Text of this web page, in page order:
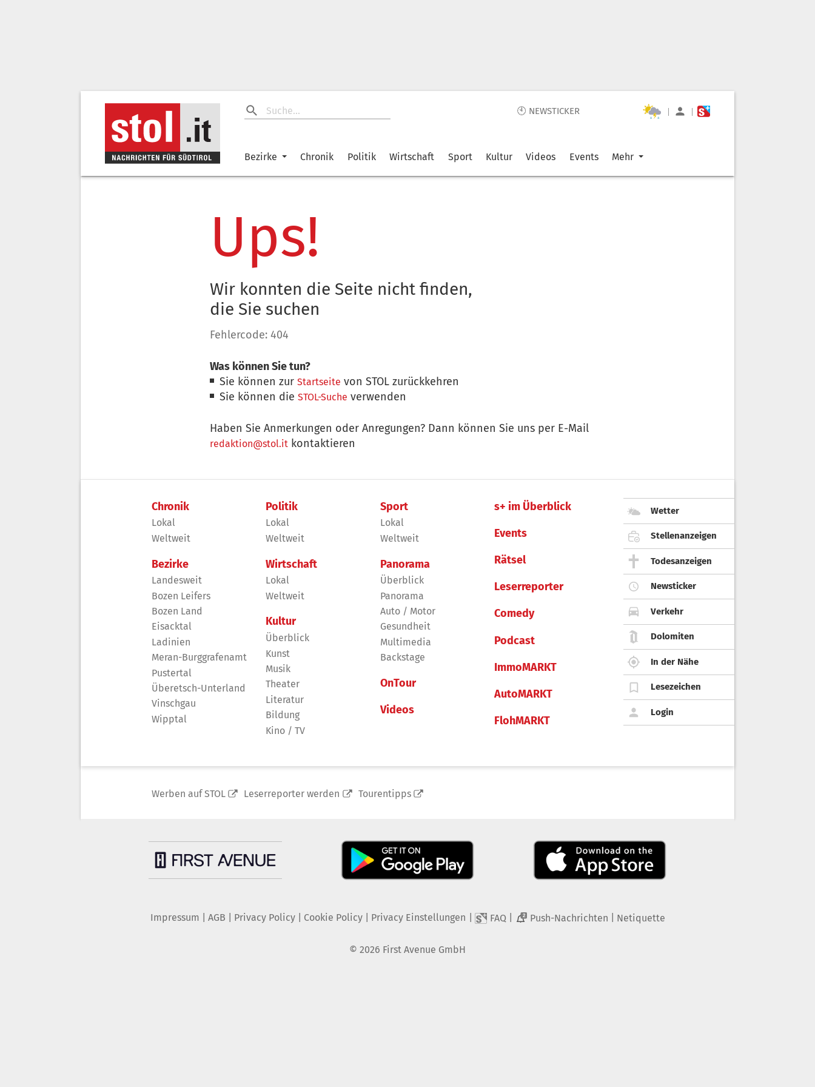
🕙 NEWSTICKER | |
Bezirke Chronik Politik Wirtschaft Sport Kultur Videos Events Mehr
Ups!
Wir konnten die Seite nicht finden,
die Sie suchen
Fehlercode: 404
Was können Sie tun?
Sie können zurStartseite von STOL zurückkehren
Sie können dieSTOL-Suche verwenden
Haben Sie Anmerkungen oder Anregungen? Dann können Sie uns per E-Mail
redaktion@stol.it kontaktieren
Chronik
Lokal
Weltweit
Bezirke
Landesweit
Bozen Leifers
Bozen Land
Eisacktal
Ladinien
Meran-Burggrafenamt
Pustertal
Überetsch-Unterland
Vinschgau
Wipptal
Politik
Lokal
Weltweit
Wirtschaft
Lokal
Weltweit
Kultur
Überblick
Kunst
Musik
Theater
Literatur
Bildung
Kino / TV
Sport
Lokal
Weltweit
Panorama
Überblick
Panorama
Auto / Motor
Gesundheit
Multimedia
Backstage
OnTour
Videos
s+ im Überblick
Events
Rätsel
Leserreporter
Comedy
Podcast
ImmoMARKT
AutoMARKT
FlohMARKT
Wetter
Stellenanzeigen
Todesanzeigen
Newsticker
Verkehr
Dolomiten
In der Nähe
Lesezeichen
Login
Werben auf STOL Leserreporter werden Tourentipps
Impressum AGB Privacy Policy| Cookie Policy| Privacy Einstellungen FAQ 2 Push-Nachrichten Netiquette
© 2026 First Avenue GmbH